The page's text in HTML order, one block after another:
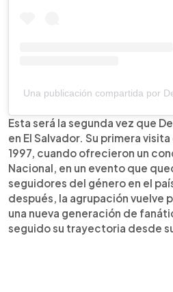
Una publicación compartida por
Esta será la segunda vez que
en El Salvador. Su primera
1997, cuando ofrecieron un
Nacional, en un evento que
seguidores del género en el
después, la agrupación vuelve
una nueva generación de
seguido su trayectoria desde